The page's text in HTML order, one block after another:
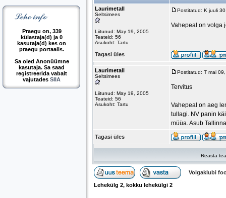
Praegu on, 339
külastaja(d) ja 0
kasutaja(d) kes on
praegu portaalis.
Sa oled Anonüümne
kasutaja. Sa saad
registreerida vabalt
vajutades SIIA
Laurimetall
Seltsimees
Liitunud: May 19, 2005
Teateid: 56
Asukoht: Tartu
Postitatud: K juuli
Vahepeal on volga
Tagasi üles
Laurimetall
Seltsimees
Liitunud: May 19, 2005
Teateid: 56
Asukoht: Tartu
Postitatud: T mai
Tervitus
Vahepeal on aeg
tullagi. NV panin
müüa. Asub
Tagasi üles
Reasta
Volgaklubi
Lehekülg 2, kokku lehekülgi 2